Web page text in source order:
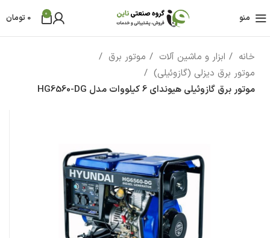
منو 0
0 تومان
خانه ابزار و ماشین آلات
موتور برق
موتور برق دیزلی (گازوئیلی)
موتور برق گازوئیلی هیوندای 6 کیلووات مدل HG6560-DG